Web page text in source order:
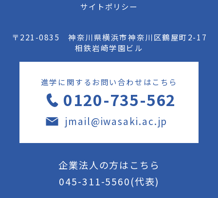
サイトポリシー
〒221-0835 神奈川県横浜市神奈川区鶴屋町2-17
相鉄岩崎学園ビル
進学に関するお問い合わせはこちら
0120-735-562
jmail@iwasaki.ac.jp
企業法人の方はこちら
045-311-5560(代表)